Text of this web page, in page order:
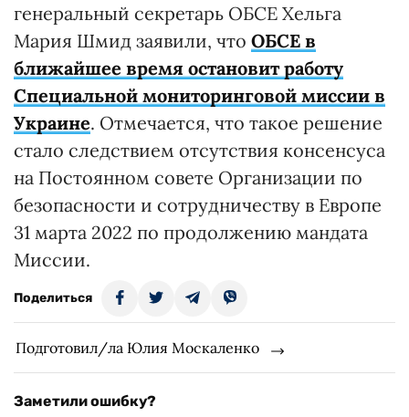
генеральный секретарь ОБСЕ Хельга
Мария Шмид заявили, что ОБСЕ в
ближайшее время остановит работу
Специальной мониторинговой миссии в
Украине. Отмечается, что такое решение
стало следствием отсутствия консенсуса
на Постоянном совете Организации по
безопасности и сотрудничеству в Европе
31 марта 2022 по продолжению мандата
Миссии.
Поделиться
Подготовил/ла Юлия Москаленко
Заметили ошибку?